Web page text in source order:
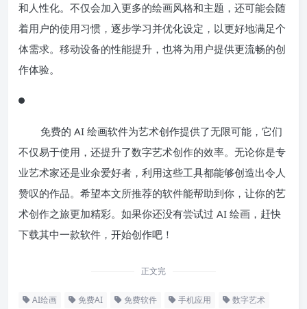
和人性化。不仅会加入更多的绘画风格和主题，还可能会随
着用户的使用习惯，逐步学习并优化设定，以更好地满足个
体需求。移动设备的性能提升，也将为用户提供更流畅的创
作体验。
免费的 AI 绘画软件为艺术创作提供了无限可能，它们
不仅易于使用，还提升了数字艺术创作的效率。无论你是专
业艺术家还是业余爱好者，利用这些工具都能够创造出令人
赞叹的作品。希望本文所推荐的软件能帮助到你，让你的艺
术创作之旅更加精彩。如果你还没有尝试过 AI 绘画，赶快
下载其中一款软件，开始创作吧！
正文完
AI绘画 免费AI 免费软件 手机应用 数字艺术